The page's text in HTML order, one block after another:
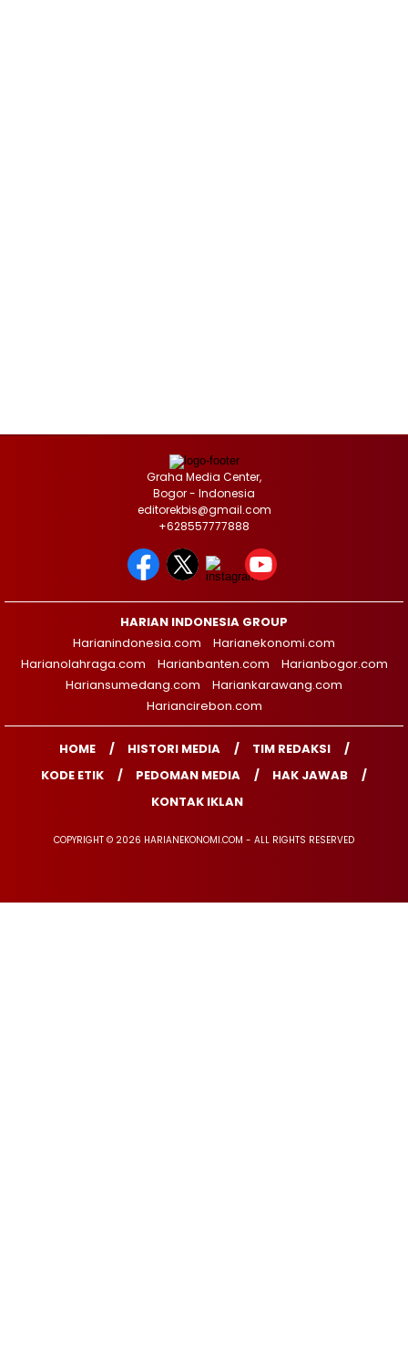
Graha Media Center,
Bogor - Indonesia
editorekbis@gmail.com
+628557777888
HARIAN INDONESIA GROUP
Harianindonesia.com
Harianekonomi.com
Harianolahraga.com
Harianbanten.com
Harianbogor.com
Hariansumedang.com
Hariankarawang.com
Hariancirebon.com
HOME HISTORI MEDIA
TIM REDAKSI
KODE ETIK
PEDOMAN MEDIA
HAK JAWAB
KONTAK IKLAN
COPYRIGHT © 2026 HARIANEKONOMI.COM - ALL RIGHTS RESERVED